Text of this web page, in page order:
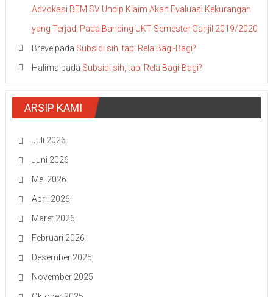
Advokasi BEM SV Undip Klaim Akan Evaluasi Kekurangan
yang Terjadi Pada Banding UKT Semester Ganjil 2019/2020
Brevepada Subsidi sih, tapi Rela Bagi-Bagi?
Halima pada Subsidi sih, tapi Rela Bagi-Bagi?
ARSIP KAMI
Juli 2026
Juni 2026
Mei 2026
April 2026
Maret 2026
Februari 2026
Desember 2025
November 2025